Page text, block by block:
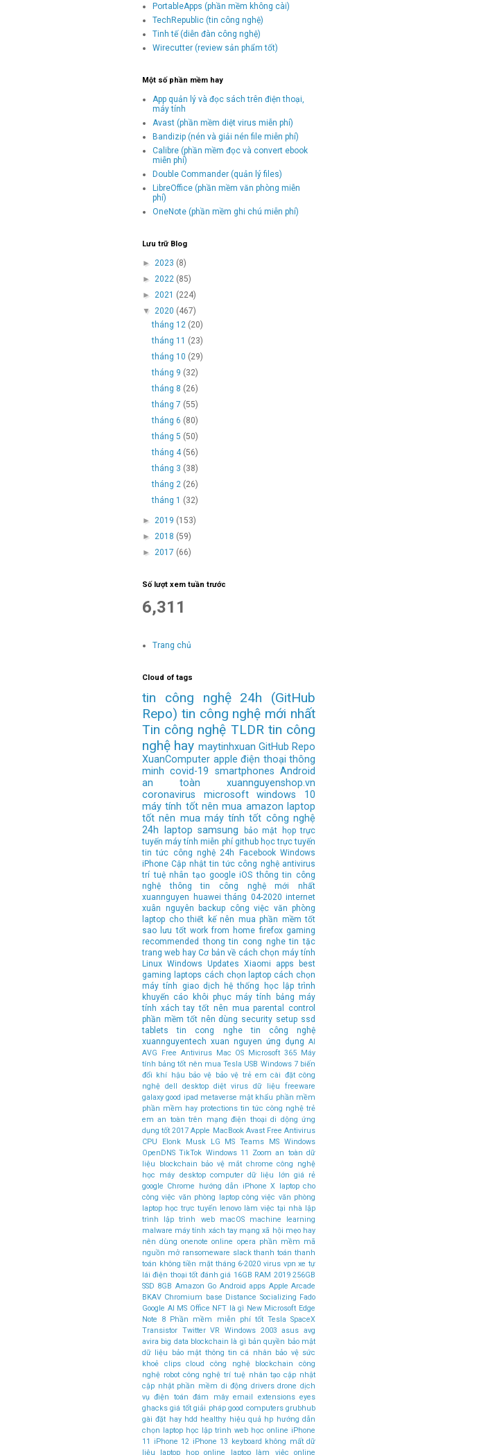
PortableApps (phần mềm không cài)
TechRepublic (tin công nghệ)
Tinh tế (diễn đàn công nghệ)
Wirecutter (review sản phẩm tốt)
Một số phần mềm hay
App quản lý và đọc sách trên điện thoại,
máy tính
Avast (phần mềm diệt virus miễn phí)
Bandizip (nén và giải nén file miễn phí)
Calibre (phần mềm đọc và convert ebook
miễn phí)
Double Commander (quản lý files)
LibreOffice (phần mềm văn phòng miễn
phí)
OneNote (phần mềm ghi chú miễn phí)
Lưu trữ Blog
► 2023 (8)
► 2022 (85)
► 2021 (224)
▼ 2020 (467)
tháng 12 (20)
tháng 11 (23)
tháng 10 (29)
tháng 9 (32)
tháng 8 (26)
tháng 7 (55)
tháng 6 (80)
tháng 5 (50)
tháng 4 (56)
tháng 3 (38)
tháng 2 (26)
tháng 1 (32)
► 2019 (153)
► 2018 (59)
► 2017 (66)
Số lượt xem tuần trước
6,311
Trang chủ
Cloud of tags
tin công nghệ 24h
(GitHub
Repo) tin công nghệ mới nhất
Tin công nghệ TLDR tin công
nghệ hay maytinhxuan GitHub Repo
XuanComputer apple điện thoại thông
minh covid-19 smartphones Android
an toàn
xuannguyenshop.vn
coronavirus
microsoft
windows 10
máy tính tốt nên mua amazon laptop
tốt nên mua máy tính tốt công nghệ
24h
laptop samsung bảo mật
họp trực
tuyến máy tính miễn phí github học trực tuyến
tin tức công nghệ 24h Facebook Windows
iPhone Cập nhật tin tức công nghệ antivirus
trí tuệ nhân tạo google iOS thông tin công
nghệ
thông tin công nghệ mới nhất
xuannguyen
huawei tháng 04-2020 internet
xuân nguyên
backup công việc văn phòng
laptop cho thiết kế nên mua phần mềm tốt
sao lưu tốt work from home firefox gaming
recommended thong tin cong nghe tin tặc
trang web hay Cơ bản về cách chọn máy tính
Linux Windows Updates Xiaomi apps
best
gaming laptops cách chọn laptop cách chọn
máy tính
giao dịch hệ thống
học lập trình
khuyến cáo
khôi phục máy tính bảng máy
tính xách tay tốt nên mua parental control
phần mềm tốt nên dùng security setup ssd
tablets
tin cong nghe
tin công nghệ
xuannguyentech xuan nguyen ứng dụng AI
AVG Free Antivirus Mac OS Microsoft 365 Máy
tính bảng tốt nên mua Tesla USB Windows 7 biến
đổi khí hậu bảo vệ bảo vệ trẻ em cài đặt công
nghệ dell desktop diệt virus dữ liệu
freeware
galaxy good ipad metaverse mật khẩu phần mềm
phần mềm hay protections tin tức công nghệ trẻ
em an toàn trên mạng điện thoại di dộng ứng
dụng tốt 2017 Apple MacBook Avast Free Antivirus
CPU
Elonk Musk LG MS Teams
MS Windows
OpenDNS TikTok Windows 11 Zoom an toàn dữ
liệu
blockchain bảo vệ mắt chrome công nghệ
học máy desktop computer dữ liệu lớn giá rẻ
google Chrome
hướng dẫn iPhone X laptop cho
công việc văn phòng laptop công việc văn phòng
laptop học trực tuyến lenovo làm việc tại nhà lập
trình
lập trình web macOS
machine learning
malware máy tính xách tay mạng xã hội mẹo hay
nên dùng onenote online opera phần mềm mã
nguồn mở ransomeware slack thanh toán thanh
toán không tiền mặt tháng 6-2020 virus vpn xe tự
lái điện thoại tốt đánh giá 16GB RAM 2019 256GB
SSD 8GB Amazon Go Android apps Apple Arcade
BKAV Chromium base Distance Socializing Fado
Google AI MS Office NFT là gì New Microsoft Edge
Note 8 Phần mềm miễn phí tốt Tesla SpaceX
Transistor Twitter VR Windows 2003 asus avg
avira big data blockchain là gì bản quyền bảo mật
dữ liệu
bảo mật thông tin cá nhân bảo vệ sức
khoẻ
clips cloud công nghệ blockchain
công
nghệ robot công nghệ trí tuệ nhân tạo cập nhật
cập nhật phần mềm di động drivers drone dịch
vụ điện toán đám mây email extensions eyes
ghacks giá tốt giải pháp good computers grubhub
gài đặt hay hdd healthy hiệu quả hp hướng dẫn
chọn laptop học lập trình web học online iPhone
11
iPhone 12 iPhone 13 keyboard không mất dữ
liệu
laptop họp online laptop làm việc online